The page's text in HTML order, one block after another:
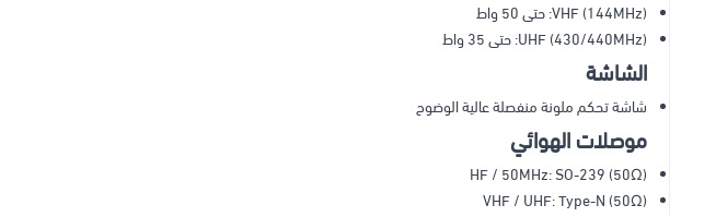
VHF (144MHz): حتى 50 واط
UHF (430/440MHz): حتى 35 واط
الشاشة
شاشة تحكم ملونة منفصلة عالية الوضوح
موصلات الهوائي
HF / 50MHz: SO-239 (50Ω)
VHF / UHF: Type-N (50Ω)